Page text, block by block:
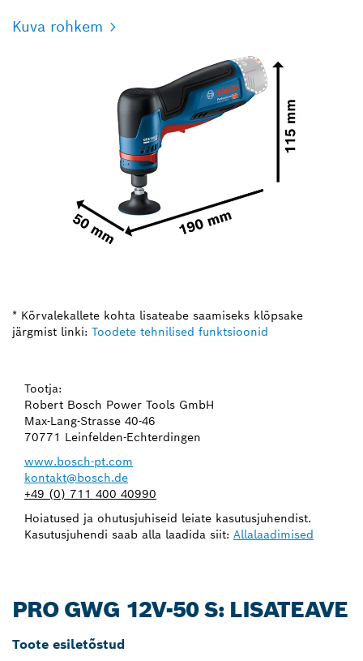
Kuva rohkem
* Kõrvalekallete kohta lisateabe saamiseks klõpsake
järgmist linki: Toodete tehnilised funktsioonid
Tootja:
Robert Bosch Power Tools GmbH
Max-Lang-Strasse 40-46
70771 Leinfelden-Echterdingen
www.bosch-pt.com
kontakt@bosch.de
+49 (0) 711 400 40990
Hoiatused ja ohutusjuhiseid leiate kasutusjuhendist.
Kasutusjuhendi saab alla laadida siit: Allalaadimised
PRO GWG 12V-50 S: LISATEAVE
Toote esiletõstud